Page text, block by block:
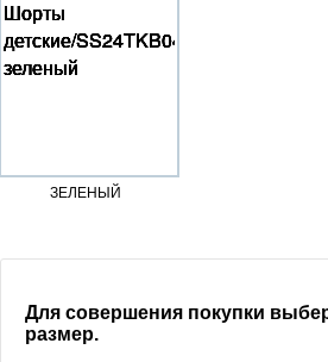
ЗЕЛЕНЫЙ
Для совершения покупки
размер.